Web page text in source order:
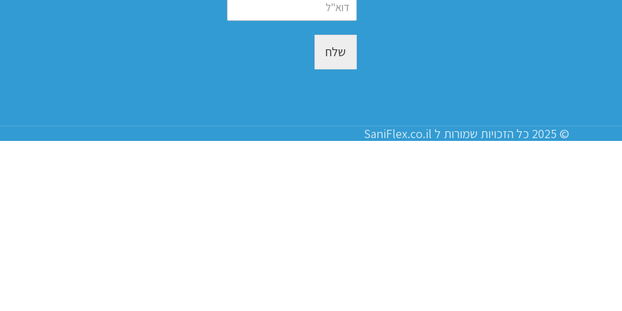
שלח
© 2025 כל הזכויות שמורות ל SaniFlex.co.il